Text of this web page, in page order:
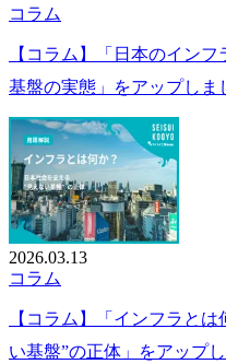
コラム
【コラム】「日本のイン
基盤の実態」をアップしま
2026.03.13
コラム
【コラム】「インフラと
い基盤”の正体」をアップし